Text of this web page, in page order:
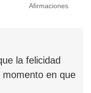
Afirmaciones
la felicidad
en que